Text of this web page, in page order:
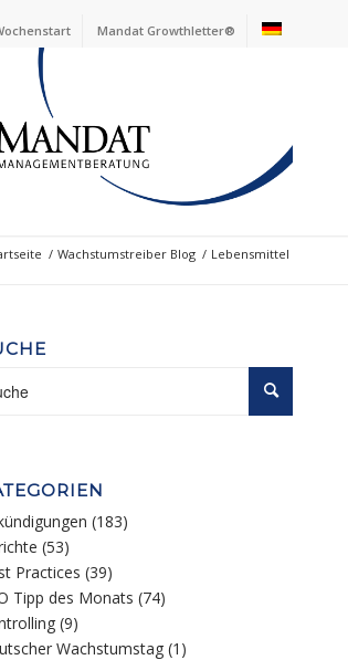
Mandat Growthletter®
/ Wachstumstreiber Blog / Lebensmittel
(183)
(53)
Practices (39)
Tipp des Monats (74)
(9)
Wachstumstag (1)